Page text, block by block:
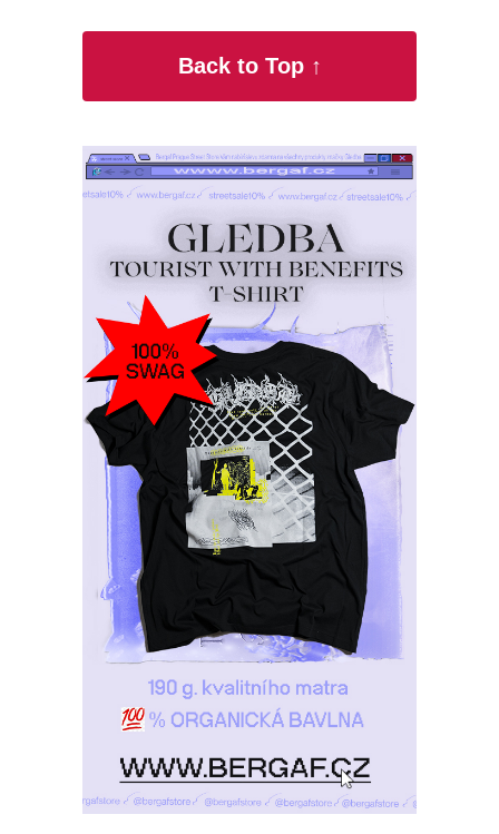
Back to Top ↑